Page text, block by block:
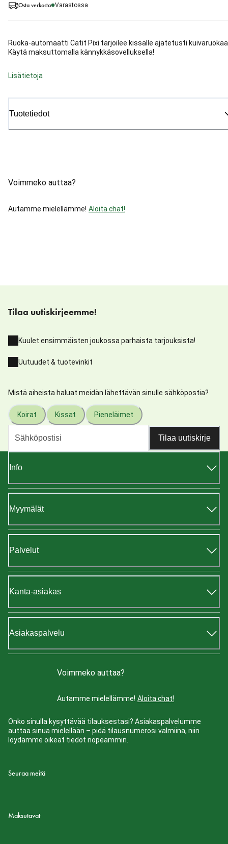
Osta verkosta Varastossa
Ruoka-automaatti Catit Pixi tarjoilee kissalle ajatetusti
Käytä maksuttomalla kännykkäsovelluksella!
Lisätietoja
Tuotetiedot
Voimmeko auttaa?
Autamme mielellämme! Aloita chat!
Tilaa uutiskirjeemme!
Kuulet ensimmäisten joukossa parhaista tarjouksista!
Uutuudet & tuotevinkit
Mistä aiheista haluat meidän lähettävän sinulle sähköpostia?
Koirat Kissat Pieneläimet
Tilaa uutiskirje
Info
Myymälät
Palvelut
Kanta-asiakas
Asiakaspalvelu
Voimmeko auttaa?
Autamme mielellämme! Aloita chat!
Onko sinulla kysyttävää tilauksestasi? Asiakaspalvelumme
auttaa sinua mielellään – pidä tilausnumerosi valmiina, niin
löydämme oikeat tiedot nopeammin.
Seuraa meitä
Maksutavat